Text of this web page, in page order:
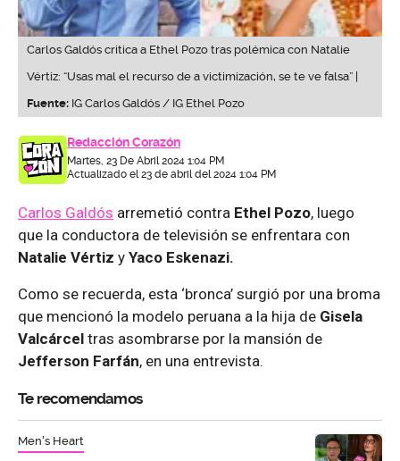
Carlos Galdós critica a Ethel Pozo tras polémica con Natalie
Vértiz: “Usas mal el recurso de a victimización, se te ve falsa” |
Fuente: IG Carlos Galdós / IG Ethel Pozo
Redacción Corazón
Martes, 23 De Abril 2024 1:04 PM
Actualizado el 23 de abril del 2024 1:04 PM
Carlos Galdós arremetió contra Ethel Pozo, luego
que la conductora de televisión se enfrentara con
Natalie Vértiz y Yaco Eskenazi.
Como se recuerda, esta ‘bronca’ surgió por una broma
que mencionó la modelo peruana a la hija de Gisela
Valcárcel tras asombrarse por la mansión de
Jefferson Farfán, en una entrevista.
Te recomendamos
Men's Heart